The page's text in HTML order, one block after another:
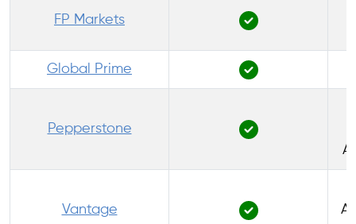
FP Markets
Global Prime
Pepperstone
Vantage